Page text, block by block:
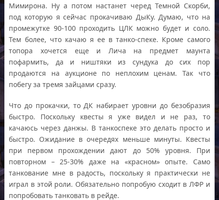
Мимирона. Ну а потом настанет черед Темной Скорби,
под которую я сейчас прокачиваю ДыКу. Думаю, что на
промежутке 90-100 проходить ЦЛК можно будет и соло.
Тем более, что качаю я ее в танко-спеке. Кроме самого
топора хочется еще и Лича на предмет маунта
пофармить, да и ништяки из сундука до сих пор
продаются на аукционе по неплохим ценам. Так что
побегу за тремя зайцами сразу.
Что до прокачки, то ДК набирает уровни до безобразия
быстро. Поскольку квесты я уже видел и не раз, то
качаюсь через данжы. В танкоспеке это делать просто и
быстро. Ожидание в очередях меньше минуты. Квесты
при первом прохождении дают до 50% уровня. При
повторном – 25-30% даже на «красном» опыте. Само
танкование мне в радость, поскольку я практически не
играл в этой роли. Обязательно попробую сходит в ЛФР и
попробовать танковать в рейде.